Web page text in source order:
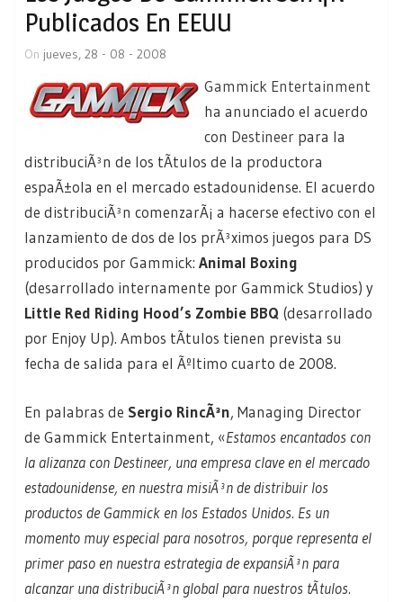
Publicados En EEUU
On jueves, 28 - 08 - 2008
Gammick Entertainment
ha anunciado el acuerdo
con Destineer para la
distribuciÃ³n de los tÃ­tulos de la productora
espaÃ±ola en el mercado estadounidense. El acuerdo
de distribuciÃ³n comenzarÃ¡ a hacerse efectivo con el
lanzamiento de dos de los prÃ³ximos juegos para DS
producidos por Gammick: Animal Boxing
(desarrollado internamente por Gammick Studios) y
Little Red Riding Hood’s Zombie BBQ (desarrollado
por Enjoy Up). Ambos tÃ­tulos tienen prevista su
fecha de salida para el Ãºltimo cuarto de 2008.
En palabras de Sergio RincÃ³n, Managing Director
de Gammick Entertainment, «Estamos encantados con
la alizanza con Destineer, una empresa clave en el mercado
estadounidense, en nuestra misiÃ³n de distribuir los
productos de Gammick en los Estados Unidos. Es un
momento muy especial para nosotros, porque representa el
primer paso en nuestra estrategia de expansiÃ³n para
alcanzar una distribuciÃ³n global para nuestros tÃ­tulos.